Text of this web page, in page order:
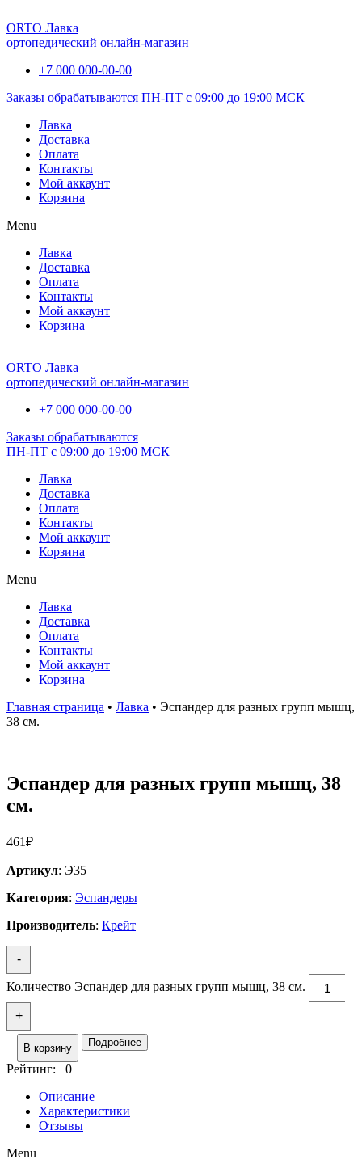
ORTO Лавка
ортопедический онлайн-магазин
+7 000 000-00-00
Заказы обрабатываются ПН-ПТ с 09:00 до 19:00 МСК
Лавка
Доставка
Оплата
Контакты
Мой аккаунт
Корзина
Menu
Лавка
Доставка
Оплата
Контакты
Мой аккаунт
Корзина
ORTO Лавка
ортопедический онлайн-магазин
+7 000 000-00-00
Заказы обрабатываются
ПН-ПТ с 09:00 до 19:00 МСК
Лавка
Доставка
Оплата
Контакты
Мой аккаунт
Корзина
Menu
Лавка
Доставка
Оплата
Контакты
Мой аккаунт
Корзина
Главная страница • Лавка • Эспандер для разных групп мышц,
38 см.
Эспандер для разных групп мышц, 38
см.
461₽
Артикул: Э35
Категория: Эспандеры
Производитель: Крейт
-
Количество Эспандер для разных групп мышц, 38 см.
+
В корзину Подробнее
Рейтинг: 0
Описание
Характеристики
Отзывы
Menu